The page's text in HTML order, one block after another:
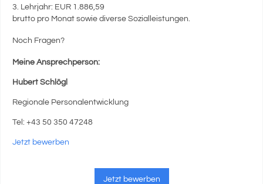
3. Lehrjahr: EUR 1.886,59
brutto pro Monat sowie diverse Sozialleistungen.
Noch Fragen?
Meine Ansprechperson:
Hubert Schlögl
Regionale Personalentwicklung
Tel: +43 50 350 47248
Jetzt bewerben
Jetzt bewerben